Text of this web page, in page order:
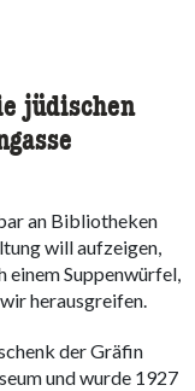
jüdischen
an Bibliotheken
will aufzeigen,
einem Suppenwürfel,
herausgreifen.
der Gräfin
und wurde 1927